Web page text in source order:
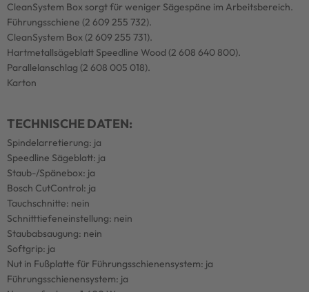
CleanSystem Box sorgt für weniger Sägespäne im Arbeitsbereich.
Führungsschiene (2 609 255 732).
CleanSystem Box (2 609 255 731).
Hartmetallsägeblatt Speedline Wood (2 608 640 800).
Parallelanschlag (2 608 005 018).
Karton
TECHNISCHE DATEN:
Spindelarretierung: ja
Speedline Sägeblatt: ja
Staub-/Spänebox: ja
Bosch CutControl: ja
Tauchschnitte: nein
Schnitttiefeneinstellung: nein
Staubabsaugung: nein
Softgrip: ja
Nut in Fußplatte für Führungsschienensystem: ja
Führungsschienensystem: ja